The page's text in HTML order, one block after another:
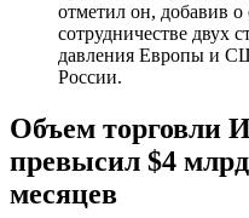
отметил он, добавив о
сотрудничестве двух
давления Европы и
России.
Объем торговли
превысил $4
месяцев